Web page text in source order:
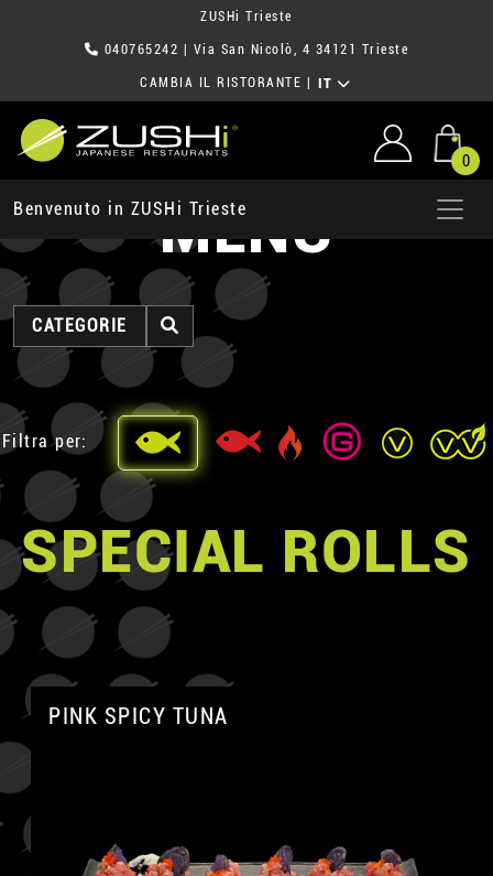
ZUSHi Trieste
040765242 | Via San Nicolò, 4 34121 Trieste
CAMBIA IL RISTORANTE IT
0
Benvenuto in ZUSHi TriesteMENU
CATEGORIE
Filtra per:
SPECIAL ROLLS
PINK SPICY TUNA